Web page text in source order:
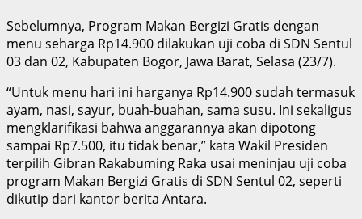
Sebelumnya, Program Makan Bergizi Gratis dengan
menu seharga Rp14.900 dilakukan uji coba di SDN Sentul
03 dan 02, Kabupaten Bogor, Jawa Barat, Selasa (23/7).
“Untuk menu hari ini harganya Rp14.900 sudah termasuk
ayam, nasi, sayur, buah-buahan, sama susu. Ini sekaligus
mengklarifikasi bahwa anggarannya akan dipotong
sampai Rp7.500, itu tidak benar,” kata Wakil Presiden
terpilih Gibran Rakabuming Raka usai meninjau uji coba
program Makan Bergizi Gratis di SDN Sentul 02, seperti
dikutip dari kantor berita Antara.